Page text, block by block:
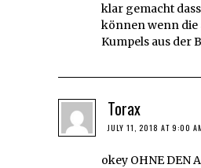
klar gemacht
können wenn die
Kumpels aus der
Torax
JULY 11, 2018 AT 9:00
okey OHNE DEN